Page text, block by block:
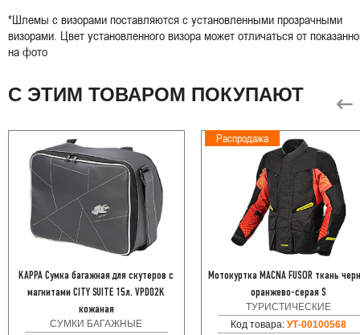
*Шлемы с визорами поставляются с установленными прозрачными
визорами. Цвет установленного визора может отличаться от
на фото
С ЭТИМ ТОВАРОМ ПОКУПАЮТ
KAPPA Сумка багажная для скутеров с
магнитами CITY SUITE 15л. VPD02K
кожаная
СУМКИ БАГАЖНЫЕ
Распродажа
Мотокуртка MACNA FUSOR ткань
оранжево-серая S
ТУРИСТИЧЕСКИЕ
Код товара:УТ-00100568